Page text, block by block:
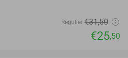
Regulier €31,50
€25,50